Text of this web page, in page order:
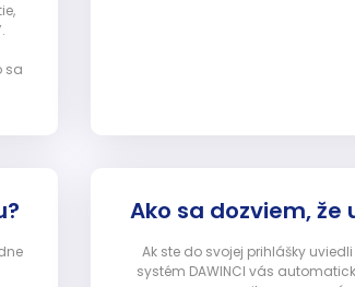
sa
Ako sa dozviem,
Ak ste do svojej prihlášky
systém DAWINCI vás